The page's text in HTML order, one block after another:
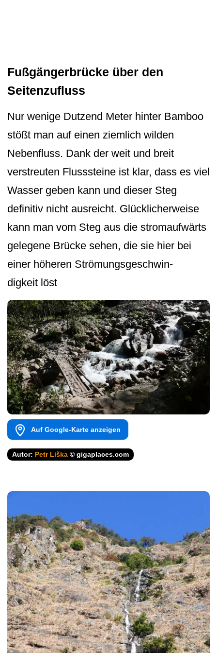
Fußgängerbrücke über den
Seitenzufluss
Nur wenige Dutzend Meter hinter Bamboo
stößt man auf einen ziemlich wilden
Nebenfluss. Dank der weit und breit
verstreuten Flusssteine ist klar, dass es viel
Wasser geben kann und dieser Steg
definitiv nicht ausreicht. Glücklicherweise
kann man vom Steg aus die stromaufwärts
gelegene Brücke sehen, die sie hier bei
einer höheren Strömungsgeschwin­
digkeit löst
Auf Google-Karte anzeigen
Autor: Petr Liška © gigaplaces.com